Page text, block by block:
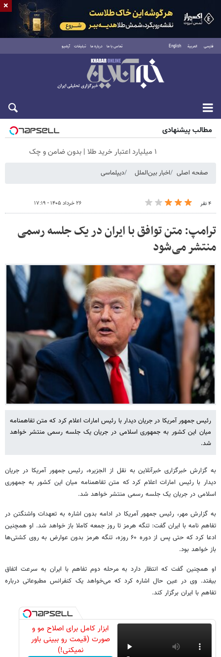
فارسی العربية English تماس با ما درباره ما تبلیغات آرشیو
شنبه ۱۷ مرداد ۱۴۰۵
مطالب پیشنهادی
۱ میلیارد اعتبار خرید طلا | بدون ضامن و چک
صفحه اصلی اخبار بین‌الملل دیپلماسی
۴ نفر ۲۶ خرداد ۱۴۰۵ - ۱۷:۱۹
ترامپ: متن توافق با ایران در یک جلسه رسمی
منتشر می‌شود
رئیس جمهور آمریکا در جریان دیدار با رئیس امارات اعلام کرد که متن تفاهمنامه
میان این کشور به جمهوری اسلامی در جریان یک جلسه رسمی منتشر خواهد
شد.
به گزارش خبرگزاری خبرآنلاین به نقل از الجزیره، رئیس جمهور آمریکا در جریان
دیدار با رئیس امارات اعلام کرد که متن تفاهمنامه میان این کشور به جمهوری
اسلامی در جریان یک جلسه رسمی منتشر خواهد شد.
به گزارش مهر، رئیس جمهور آمریکا در ادامه بدون اشاره به تعهدات واشنگتن در
تفاهم نامه با ایران گفت: تنگه هرمز تا روز جمعه کاملا باز خواهد شد. او همچنین
ادعا کرد که حتی پس از دوره ۶۰ روزه، تنگه هرمز بدون عوارض به روی کشتی‌ها
باز خواهد بود.
او همچنین گفت که انتظار دارد به مرحله دوم تفاهم با ایران به سرعت اتفاق
بیفتد. وی در عین حال اشاره کرد که می‌خواهد یک کنفرانس مطبوعاتی درباره
تفاهم با ایران برگزار کند.
ابزار کامل برای اصلاح مو و
صورت (قیمت رو ببینی باور
نمیکنی!)
×